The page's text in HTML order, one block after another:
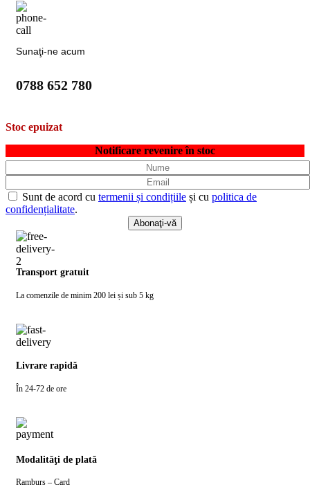
Sunaţi-ne acum
0788 652 780
Stoc epuizat
Notificare revenire în stoc
Sunt de acord cu termenii și condițiile și cu politica de
confidențialitate.
Transport gratuit
La comenzile de minim 200 lei și sub 5 kg
Livrare rapidă
În 24-72 de ore
Modalităţi de plată
Ramburs – Card